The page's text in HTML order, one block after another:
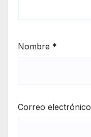
Nombre *
Correo electrónico